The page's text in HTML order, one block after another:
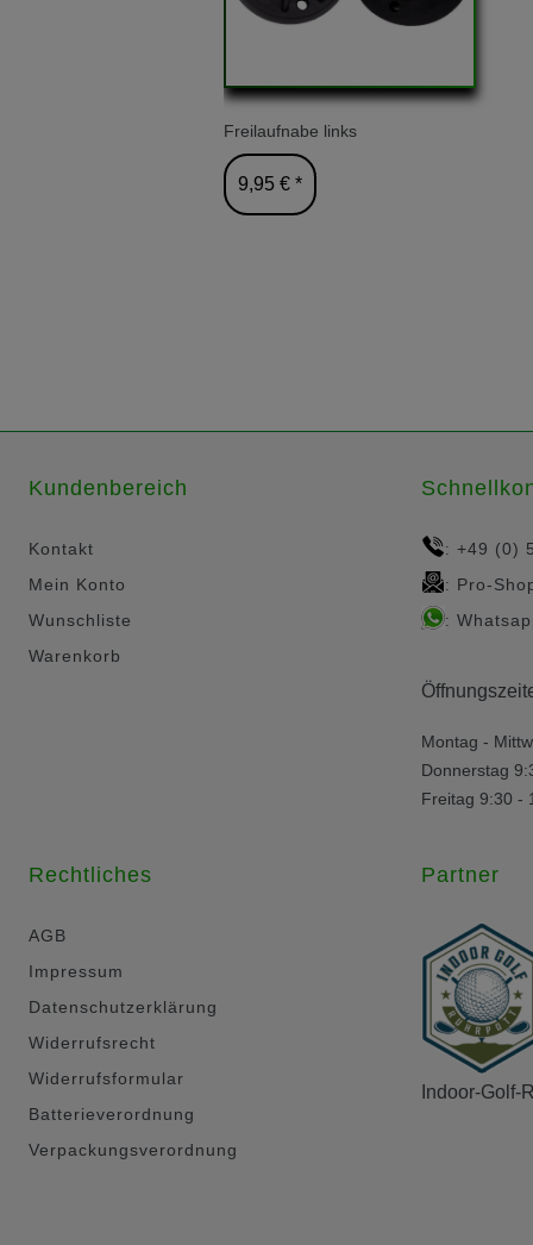
Freilaufnabe links
9,95 € *
Kundenbereich
Kontakt
Mein Konto
Wunschliste
Warenkorb
: +49 (0)
: Pro-
:
Montag -
Donnerstag
Freitag 9:30 -
Rechtliches
AGB
Impressum
Datenschutzerklärung
Widerrufsrecht
Widerrufsformular
Batterieverordnung
Verpackungsverordnung
Partner
Indoor-Golf-